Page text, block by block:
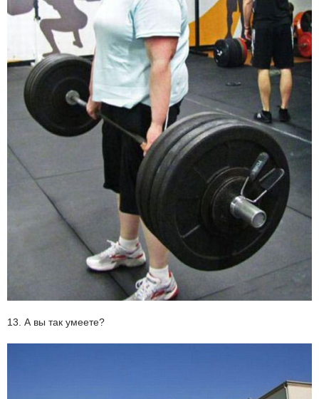
13. А вы так умеете?